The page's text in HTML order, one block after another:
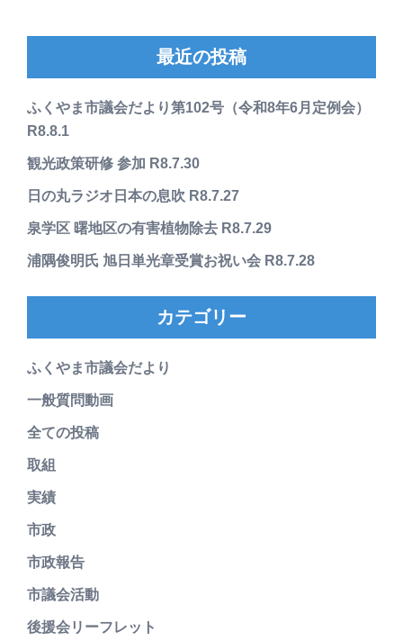
最近の投稿
ふくやま市議会だより第102号（令和8年6月定例会）
R8.8.1
観光政策研修 参加 R8.7.30
日の丸ラジオ日本の息吹 R8.7.27
泉学区 曙地区の有害植物除去 R8.7.29
浦隅俊明氏 旭日単光章受賞お祝い会 R8.7.28
カテゴリー
ふくやま市議会だより
一般質問動画
全ての投稿
取組
実績
市政
市政報告
市議会活動
後援会リーフレット